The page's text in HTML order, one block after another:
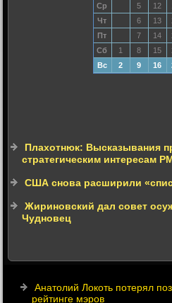
Ср
5 12
Чт
6 13
Пт
7 14
Сб
1 8 15
Вс
2 9 16
Плахотнюк: Высказывания
стратегическим интересам
США снова расширили
Жириновский дал совет
Чудновец
Анатолий Локоть потерял
рейтинге мэров